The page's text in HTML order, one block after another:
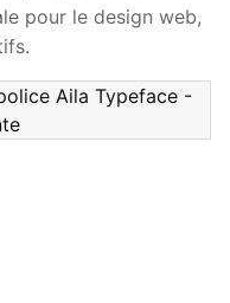
pour le design web,